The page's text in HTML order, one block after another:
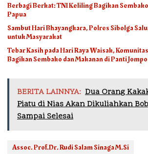
Berbagi Berkat: TNI Keliling Bagikan
Papua
Sambut Hari Bhayangkara, Polres Sibolga
untuk Masyarakat
Tebar Kasih pada Hari Raya Waisak,
Bagikan Sembako dan Makanan di Panti
BERITA LAINNYA: Dua Orang
Piatu di Nias Akan Dikuliahkan
Sampai Selesai
Assoc. Prof.Dr. Rudi Salam Sinaga M.Si